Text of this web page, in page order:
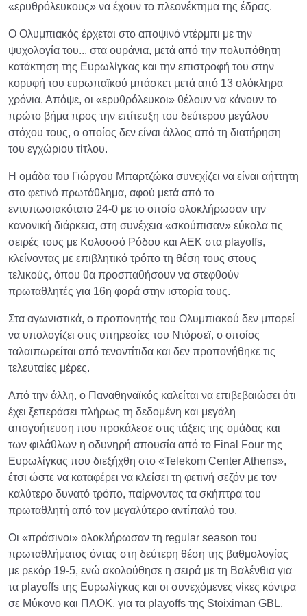
«ερυθρόλευκους» να έχουν το πλεονέκτημα της έδρας.
Ο Ολυμπιακός έρχεται στο αποψινό ντέρμπι με την
ψυχολογία του... στα ουράνια, μετά από την πολυπόθητη
κατάκτηση της Ευρωλίγκας και την επιστροφή του στην
κορυφή του ευρωπαϊκού μπάσκετ μετά από 13 ολόκληρα
χρόνια. Απόψε, οι «ερυθρόλευκοι» θέλουν να κάνουν το
πρώτο βήμα προς την επίτευξη του δεύτερου μεγάλου
στόχου τους, ο οποίος δεν είναι άλλος από τη διατήρηση
του εγχώριου τίτλου.
Η ομάδα του Γιώργου Μπαρτζώκα συνεχίζει να είναι αήττητη
στο φετινό πρωτάθλημα, αφού μετά από το
εντυπωσιακότατο 24-0 με το οποίο ολοκλήρωσαν την
κανονική διάρκεια, στη συνέχεια «σκούπισαν» εύκολα τις
σειρές τους με Κολοσσό Ρόδου και ΑΕΚ στα playoffs,
κλείνοντας με επιβλητικό τρόπο τη θέση τους στους
τελικούς, όπου θα προσπαθήσουν να στεφθούν
πρωταθλητές για 16η φορά στην ιστορία τους.
Στα αγωνιστικά, ο προπονητής του Ολυμπιακού δεν μπορεί
να υπολογίζει στις υπηρεσίες του Ντόρσεϊ, ο οποίος
ταλαιπωρείται από τενοντίτιδα και δεν προπονήθηκε τις
τελευταίες μέρες.
Από την άλλη, ο Παναθηναϊκός καλείται να επιβεβαιώσει ότι
έχει ξεπεράσει πλήρως τη δεδομένη και μεγάλη
απογοήτευση που προκάλεσε στις τάξεις της ομάδας και
των φιλάθλων η οδυνηρή απουσία από το Final Four της
Ευρωλίγκας που διεξήχθη στο «Telekom Center Athens»,
έτσι ώστε να καταφέρει να κλείσει τη φετινή σεζόν με τον
καλύτερο δυνατό τρόπο, παίρνοντας τα σκήπτρα του
πρωταθλητή από τον μεγαλύτερο αντίπαλό του.
Οι «πράσινοι» ολοκλήρωσαν τη regular season του
πρωταθλήματος όντας στη δεύτερη θέση της βαθμολογίας
με ρεκόρ 19-5, ενώ ακολούθησε η σειρά με τη Βαλένθια για
τα playoffs της Ευρωλίγκας και οι συνεχόμενες νίκες κόντρα
σε Μύκονο και ΠΑΟΚ, για τα playoffs της Stoiximan GBL.